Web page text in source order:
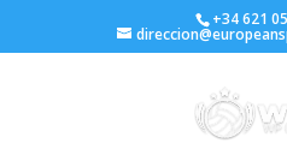
+34 621